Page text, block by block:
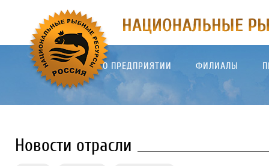
О ПРЕДПРИЯТИИ ФИЛИАЛЫ
Новости отрасли